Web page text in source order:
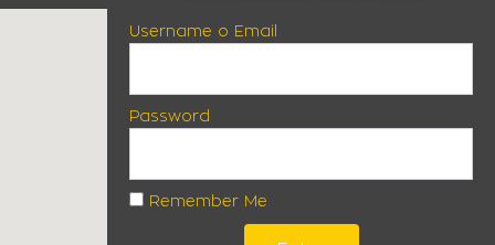
Username o Email
Password
Remember Me